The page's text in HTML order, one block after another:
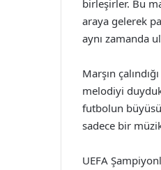
birleşirler. Bu
araya gelerek
aynı zamanda
Marşın
melodiyi
futbolun
sadece bir
UEFA